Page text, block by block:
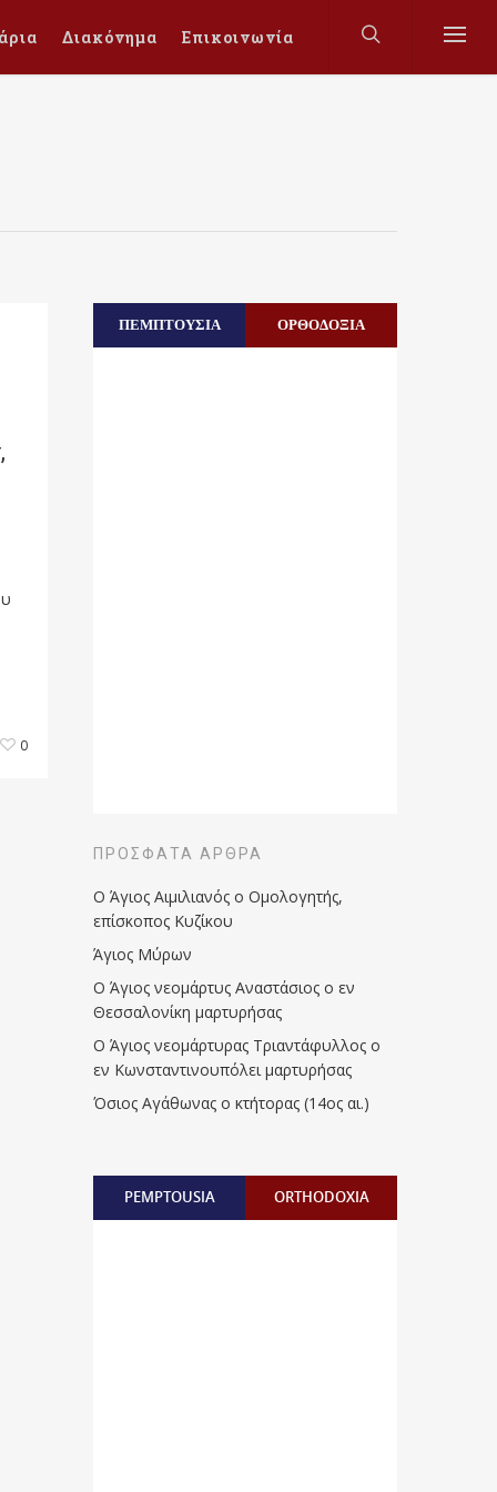
Διακόνημα Επικοινωνία
0
ΠΕΜΠΤΟΥΣΙΑ ΟΡΘΟΔΟΞΙΑ
ΠΡΌΣΦΑΤΑ ΆΡΘΡΑ
Ο Άγιος Αιμιλιανός ο Ομολογητής,
επίσκοπος Κυζίκου
Άγιος Μύρων
Ο Άγιος νεομάρτυς Αναστάσιος ο εν
Θεσσαλονίκη μαρτυρήσας
Ο Άγιος νεομάρτυρας Τριαντάφυλλος ο
εν Κωνσταντινουπόλει μαρτυρήσας
Όσιος Αγάθωνας ο κτήτορας (14ος αι.)
PEMPTOUSIA ORTHODOXIA